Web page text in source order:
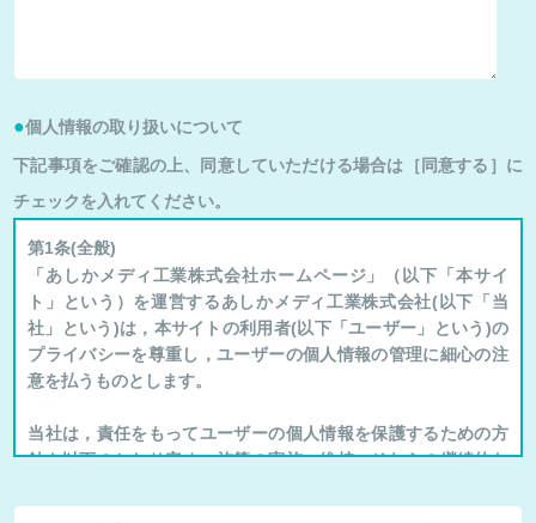
個人情報の取り扱いについて
下記事項をご確認の上、同意していただける場合は［同意する］に
チェックを入れてください。
第1条(全般)
「あしかメディ工業株式会社ホームページ」（以下「本サイ
ト」という）を運営するあしかメディ工業株式会社(以下「当
社」という)は，本サイトの利用者(以下「ユーザー」という)の
プライバシーを尊重し，ユーザーの個人情報の管理に細心の注
意を払うものとします。
当社は，責任をもってユーザーの個人情報を保護するための方
針を以下のとおり定め，施策の実施・維持，それらの継続的な
他の規範を遵守します。